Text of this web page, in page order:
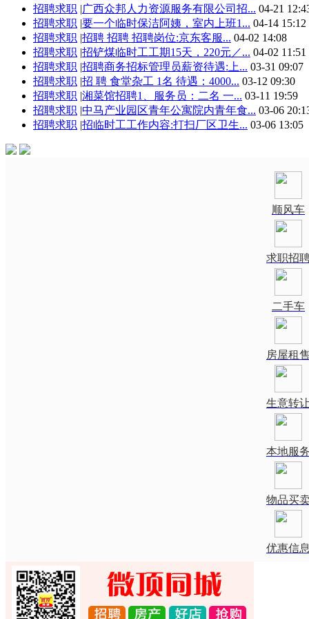
招聘求职 |广西众邦人力资源服务有限公司招... 04-21
招聘求职 |要一个临时保洁阿姨，室内上班1... 04-14 15:12
招聘求职 |招聘 招聘 招聘岗位:京东客服... 04-02 14:08
招聘求职 |招铲煤临时工工期15天，220元／... 04-02 11:51
招聘求职 |招聘商务招标管理员薪资待遇:上... 03-31 09:07
招聘求职 |招 聘 食堂杂工 1名 待遇：4000... 03-12 09:30
招聘求职 |湘菜馆招聘1、服务员：二名 一... 03-11 19:59
招聘求职 |中马产业园区青年公寓院内青年食... 03-06
招聘求职 |招临时工工作内容:打扫厂区卫生... 03-06 13:05
顺风车
求职招
二手车
房屋租售
生意转让
本地服务
物品买
优惠信息